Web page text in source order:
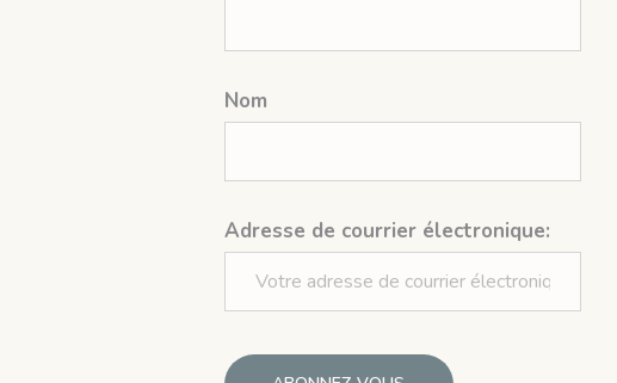
Nom
Adresse de courrier électronique: